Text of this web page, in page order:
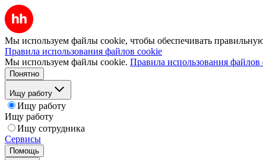
Мы используем файлы cookie, чтобы обеспечивать
Правила использования файлов cookie
Мы используем файлы cookie. Правила использования файлов
Понятно
Ищу работу
Ищу работу
Ищу работу
Ищу сотрудника
Сервисы
Помощь